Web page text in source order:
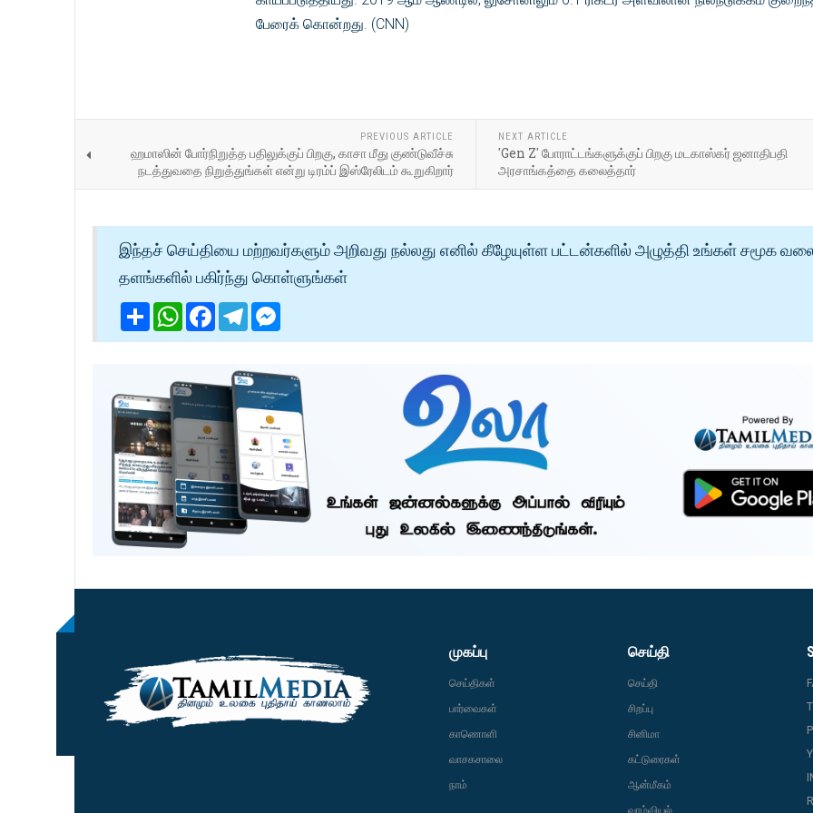
பேரைக் கொன்றது. (CNN)
PREVIOUS ARTICLE
ஹமாஸின் போர்நிறுத்த பதிலுக்குப் பிறகு, காசா மீது குண்டுவீச்சு
நடத்துவதை நிறுத்துங்கள் என்று டிரம்ப் இஸ்ரேலிடம் கூறுகிறார்
NEXT ARTICLE
'Gen Z' போராட்டங்களுக்குப் பிறகு மடகாஸ்கர் ஜனாதிபதி
அரசாங்கத்தை கலைத்தார்
இந்தச் செய்தியை மற்றவர்களும் அறிவது நல்லது எனில் கீழேயுள்ள பட்டன்களில் அழுத்தி உங்கள் சமூக
தளங்களில் பகிர்ந்து கொள்ளுங்கள்
ShareWhatsApp
Facebook
Telegram
முகப்பு
செய்திகள்
பார்வைகள்
காணொளி
வாசகசாலை
நாம்
செய்தி
செய்தி
சிறப்பு
சினிமா
கட்டுரைகள்
ஆன்மீகம்
வாழ்வியல்